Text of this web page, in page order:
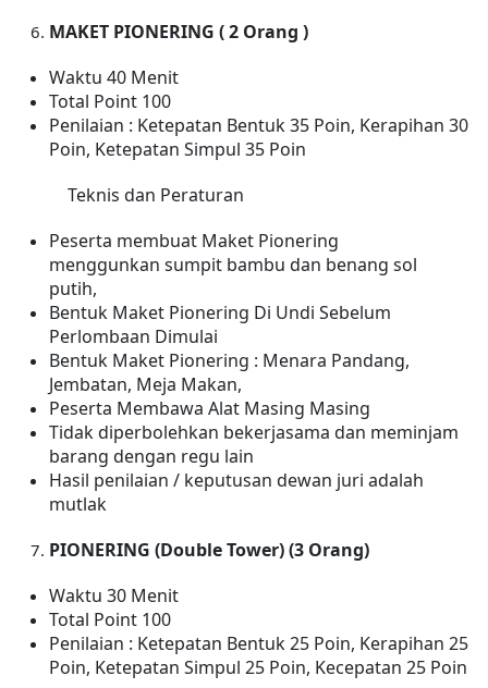
MAKET PIONERING ( 2 Orang )
Waktu 40 Menit
Total Point 100
Penilaian : Ketepatan Bentuk 35 Poin, Kerapihan 30
Poin, Ketepatan Simpul 35 Poin
Teknis dan Peraturan
Peserta membuat Maket Pionering
menggunkan sumpit bambu dan benang sol
putih,
Bentuk Maket Pionering Di Undi Sebelum
Perlombaan Dimulai
Bentuk Maket Pionering : Menara Pandang,
Jembatan, Meja Makan,
Peserta Membawa Alat Masing Masing
Tidak diperbolehkan bekerjasama dan meminjam
barang dengan regu lain
Hasil penilaian / keputusan dewan juri adalah
mutlak
PIONERING (Double Tower) (3 Orang)
Waktu 30 Menit
Total Point 100
Penilaian : Ketepatan Bentuk 25 Poin, Kerapihan 25
Poin, Ketepatan Simpul 25 Poin, Kecepatan 25 Poin